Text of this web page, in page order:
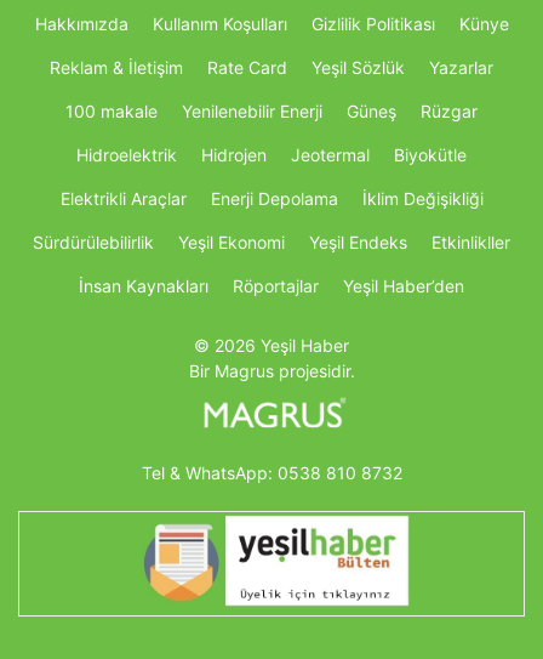
Hakkımızda Kullanım Koşulları Gizlilik Politikası Künye
Reklam & İletişim Rate Card Yeşil Sözlük Yazarlar
100 makale Yenilenebilir Enerji Güneş Rüzgar
Hidroelektrik Hidrojen Jeotermal Biyokütle
Elektrikli Araçlar Enerji Depolama İklim Değişikliği
Sürdürülebilirlik Yeşil Ekonomi Yeşil Endeks Etkinlikller
İnsan Kaynakları Röportajlar Yeşil Haber’den
© 2026 Yeşil Haber
Bir Magrus projesidir.
Tel & WhatsApp: 0538 810 8732